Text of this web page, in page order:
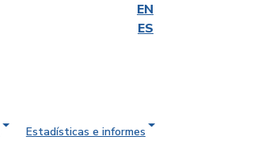
EN
ES
Estadísticas e informes